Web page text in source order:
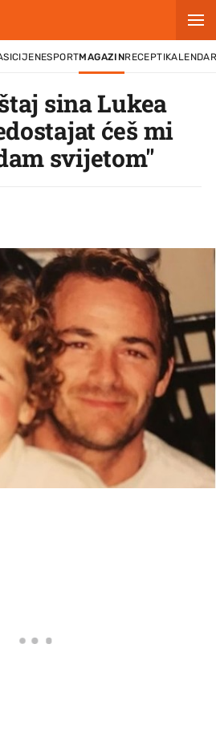
CIJENESPORTMAGAZINRECEPTI
sina Lukea
ćeš mi
svijetom"